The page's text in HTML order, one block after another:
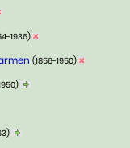
1936)
(1856-1950)